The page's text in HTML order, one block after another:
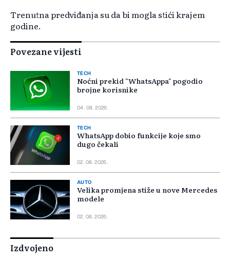
Trenutna predviđanja su da bi mogla stići krajem
godine.
Povezane vijesti
TECH
Noćni prekid "WhatsAppa" pogodio
brojne korisnike
04. 08. 2026.
TECH
WhatsApp dobio funkcije koje smo
dugo čekali
02. 08. 2026.
AUTO
Velika promjena stiže u nove Mercedes
modele
02. 08. 2026.
Izdvojeno